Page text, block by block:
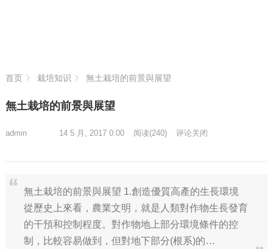
首页 栽培知识 無土栽培的前景與展望
無土栽培的前景與展望
admin 14 5 月, 2017 0:00 阅读(240) 评论关闭
無土栽培的前景與展望 1.創造優質高產的生長環境
從歷史上來看，農業文明，就是人類對作物生長發育
的干預和控制程度。對作物地上部分環境條件的控
制，比較容易做到，但對地下部分(根系)的…